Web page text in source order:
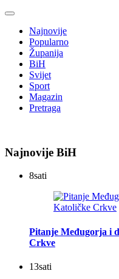
Najnovije
Popularno
Županija
BiH
Svijet
Sport
Magazin
Pretraga
Najnovije BiH
8sati
Pitanje Međugorja i
Crkve
13sati